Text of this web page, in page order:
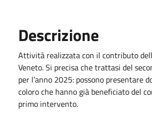
Descrizione
Attività realizzata con il contributo
Veneto. Si precisa che trattasi del
per l’anno 2025: possono presentare
coloro che hanno già beneficiato del
primo intervento.